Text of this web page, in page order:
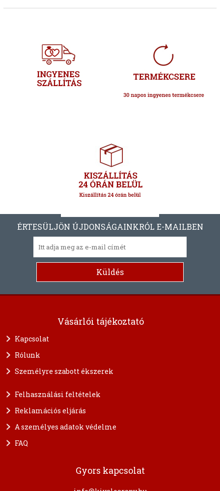
ÉRTESÜLJÖN ÚJDONSÁGAINKRÓL E-MAILBEN
Vásárlói tájékoztató
Kapcsolat
Rólunk
Személyre szabott ékszerek
Felhasználási feltételek
Reklamációs eljárás
A személyes adatok védelme
FAQ
Gyors kapcsolat